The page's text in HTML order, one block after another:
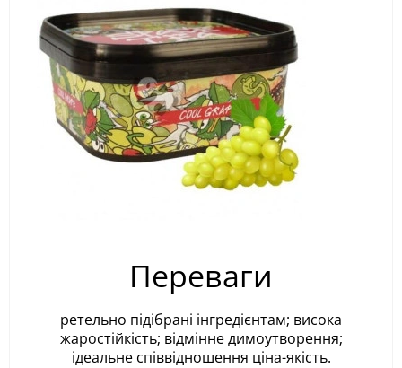
Переваги
ретельно підібрані інгредієнтам; висока
жаростійкість; відмінне димоутворення;
ідеальне співвідношення ціна-якість.